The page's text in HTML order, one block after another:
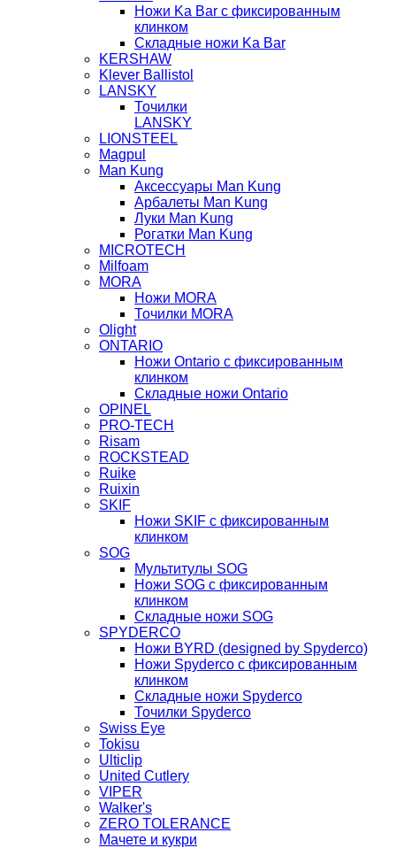
Ножи Ka Bar c фиксированным
клинком
Складные ножи Ka Bar
KERSHAW
Klever Ballistol
LANSKY
Точилки
LANSKY
LIONSTEEL
Magpul
Man Kung
Аксессуары Man Kung
Арбалеты Man Kung
Луки Man Kung
Рогатки Man Kung
MICROTECH
Milfoam
MORA
Ножи MORA
Точилки MORA
Olight
ONTARIO
Ножи Ontario c фиксированным
клинком
Складные ножи Ontario
OPINEL
PRO-TECH
Risam
ROCKSTEAD
Ruike
Ruixin
SKIF
Ножи SKIF с фиксированным
клинком
SOG
Мультитулы SOG
Ножи SOG с фиксированным
клинком
Складные ножи SOG
SPYDERCO
Ножи BYRD (designed by Spyderco)
Ножи Spyderco c фиксированным
клинком
Складные ножи Spyderco
Точилки Spyderco
Swiss Eye
Tokisu
Ulticlip
United Cutlery
VIPER
Walker's
ZERO TOLERANCE
Мачете и кукри